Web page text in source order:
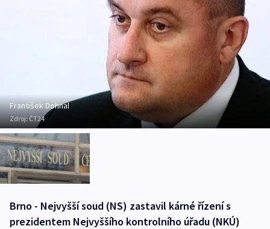
František Dohnal
Zdroj:ČT24
Brno - Nejvyšší soud (NS) zastavil kárné řízení s
prezidentem Nejvyššího kontrolního úřadu (NKÚ)